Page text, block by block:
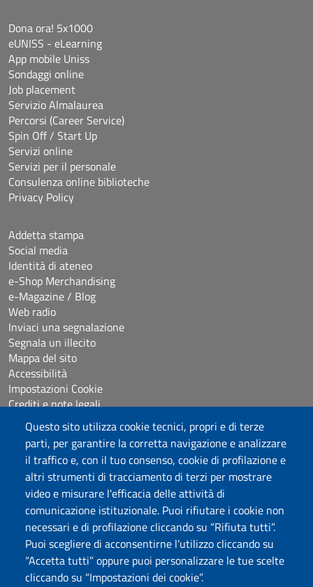
Questo sito utilizza cookie tecnici, propri e di terze
parti, per garantire la corretta navigazione e analizzare
il traffico e, con il tuo consenso, cookie di profilazione e
altri strumenti di tracciamento di terzi per mostrare
video e misurare l'efficacia delle attività di
comunicazione istituzionale. Puoi rifiutare i cookie non
necessari e di profilazione cliccando su “Rifiuta tutti”.
Puoi scegliere di acconsentirne l’utilizzo cliccando su
“Accetta tutti” oppure puoi personalizzare le tue scelte
cliccando su “Impostazioni dei cookie”.
Università degli Studi di Sassari
Piazza Università 21, Sassari
Tel.: 800 882994 (Orientamento studenti)
RETTORE:rettore@uniss.it
PEC:protocollo@pec.uniss.it
Dona ora! 5x1000
eUNISS - eLearning
App mobile Uniss
Sondaggi online
Job placement
Servizio Almalaurea
Percorsi (Career Service)
Spin Off / Start Up
Servizi online
Servizi per il personale
Consulenza online biblioteche
Privacy Policy
Addetta stampa
Social media
Identità di ateneo
e-Shop Merchandising
e-Magazine / Blog
Web radio
Inviaci una segnalazione
Segnala un illecito
Mappa del sito
Accessibilità
Impostazioni Cookie
Crediti e note legali
Seguici su
Chatta con noi